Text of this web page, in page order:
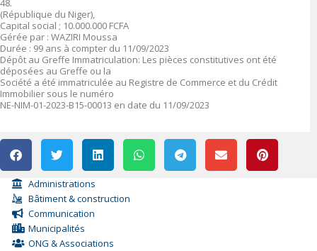
48.
(République du Niger),
Capital social ; 10.000.000 FCFA
Gérée par : WAZIRI Moussa
Durée : 99 ans à compter du 11/09/2023
Dépôt au Greffe Immatriculation: Les pièces constitutives ont été
déposées au Greffe ou la
Société a été immatriculée au Registre de Commerce et du Crédit
Immobilier sous le numéro
NE-NIM-01-2023-B15-00013 en date du 11/09/2023
Administrations
Bâtiment & construction
Communication
Municipalités
ONG & Associations